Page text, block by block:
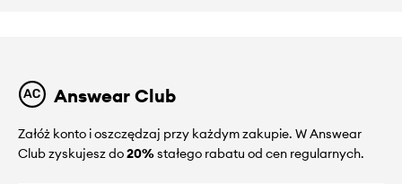
Answear Club
Załóż konto i oszczędzaj przy każdym zakupie. W Answear
Club zyskujesz do20%stałego rabatu od cen regularnych.